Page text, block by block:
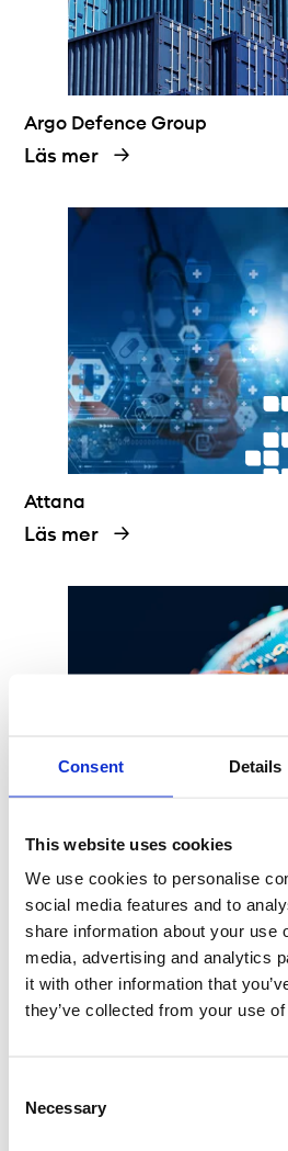
Consent Details
This website uses cookies
We use cookies to personalise
social media features and to
share information about your use
media, advertising and analytics
it with other information that
they’ve collected from your use
Selection
Necessary
Argo Defence Group
Läs mer
Attana
Läs mer
Avsalt Group
Läs mer